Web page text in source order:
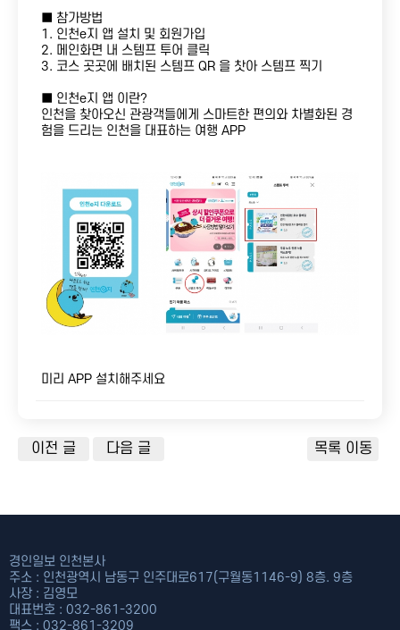
■ 참가방법
1. 인천e지 앱 설치 및 회원가입
2. 메인화면 내 스템프 투어 클릭
3. 코스 곳곳에 배치된 스템프 QR 을 찻아 스템프 찍기
■ 인천e지 앱 이란?
인천을 찾아오신 관광객들에게 스마트한 편의와 차별화된 경
험을 드리는 인천을 대표하는 여행 APP
미리 APP 설치해주세요
이전 글 다음 글 목록 이동
경인일보 인천본사
주소 : 인천광역시 남동구 인주대로617(구월동1146-9) 8층. 9층
사장 : 김영모
대표번호 : 032-861-3200
팩스 : 032-861-3209